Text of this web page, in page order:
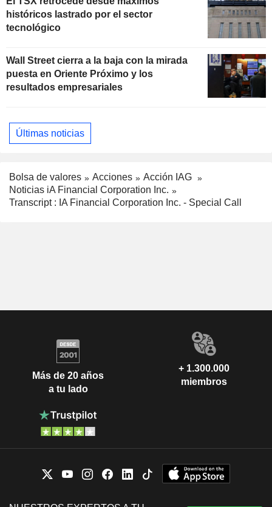
históricos lastrado por el sector
tecnológico
Wall Street cierra a la baja con la mirada
puesta en Oriente Próximo y los
resultados empresariales
Últimas noticias
Bolsa de valores Acciones
Acción IAG
Noticias iA Financial Corporation Inc.
Transcript : IA Financial Corporation Inc. - Special Call
Más de 20 años
a tu lado
+ 1.300.000
miembros